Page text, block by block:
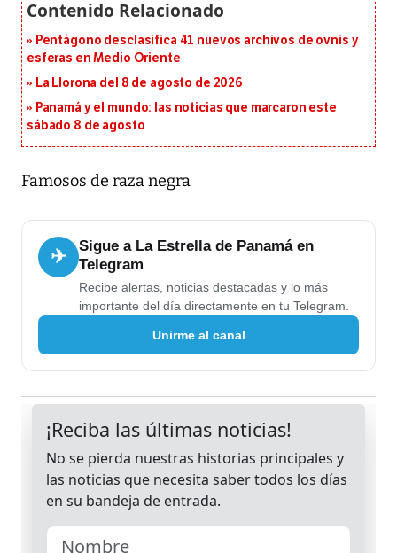
Pentágono desclasifica 41 nuevos archivos de ovnis y
esferas en Medio Oriente
La Llorona del 8 de agosto de 2026
Panamá y el mundo: las noticias que marcaron este
sábado 8 de agosto
Famosos de raza negra
✈
Sigue a La Estrella de Panamá en
Telegram
Recibe alertas, noticias destacadas y lo más
importante del día directamente en tu Telegram.
Unirme al canal